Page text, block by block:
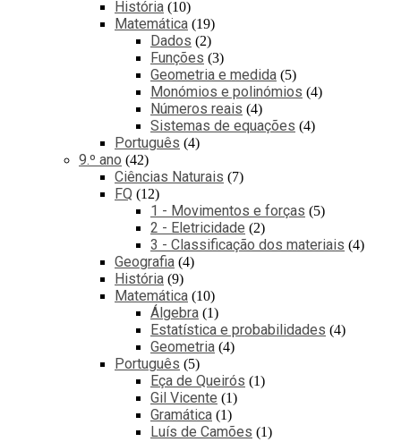
História 10
Matemática 19
Dados 2
Funções 3
Geometria e medida 5
Monómios e polinómios 4
Números reais 4
Sistemas de equações 4
Português 4
9.º ano 42
Ciências Naturais 7
FQ 12
1 - Movimentos e forças 5
2 - Eletricidade 2
3 - Classificação dos materiais 4
Geografia 4
História 9
Matemática 10
Álgebra 1
Estatística e probabilidades 4
Geometria 4
Português 5
Eça de Queirós 1
Gil Vicente 1
Gramática 1
Luís de Camões 1